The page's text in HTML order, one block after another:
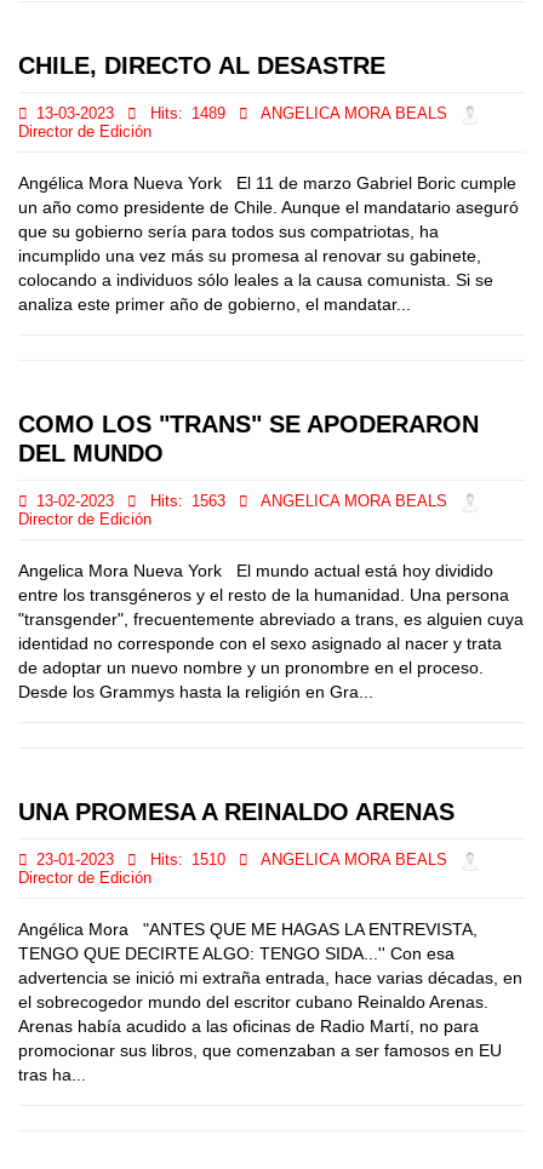
CHILE, DIRECTO AL DESASTRE
13-03-2023 Hits: 1489
ANGELICA MORA BEALS
Director de Edición
Angélica Mora Nueva York El 11 de marzo Gabriel Boric cumple
un año como presidente de Chile. Aunque el mandatario aseguró
que su gobierno sería para todos sus compatriotas, ha
incumplido una vez más su promesa al renovar su gabinete,
colocando a individuos sólo leales a la causa comunista. Si se
analiza este primer año de gobierno, el mandatar...
COMO LOS "TRANS" SE APODERARON
DEL MUNDO
13-02-2023 Hits: 1563
ANGELICA MORA BEALS
Director de Edición
Angelica Mora Nueva York El mundo actual está hoy dividido
entre los transgéneros y el resto de la humanidad. Una persona
"transgender", frecuentemente abreviado a trans, es alguien cuya
identidad no corresponde con el sexo asignado al nacer y trata
de adoptar un nuevo nombre y un pronombre en el proceso.
Desde los Grammys hasta la religión en Gra...
UNA PROMESA A REINALDO ARENAS
23-01-2023 Hits: 1510
ANGELICA MORA BEALS
Director de Edición
Angélica Mora "ANTES QUE ME HAGAS LA ENTREVISTA,
TENGO QUE DECIRTE ALGO: TENGO SIDA...'' Con esa
advertencia se inició mi extraña entrada, hace varias décadas, en
el sobrecogedor mundo del escritor cubano Reinaldo Arenas.
Arenas había acudido a las oficinas de Radio Martí, no para
promocionar sus libros, que comenzaban a ser famosos en EU
tras ha...